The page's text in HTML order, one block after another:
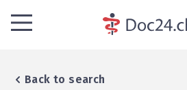
Back to search